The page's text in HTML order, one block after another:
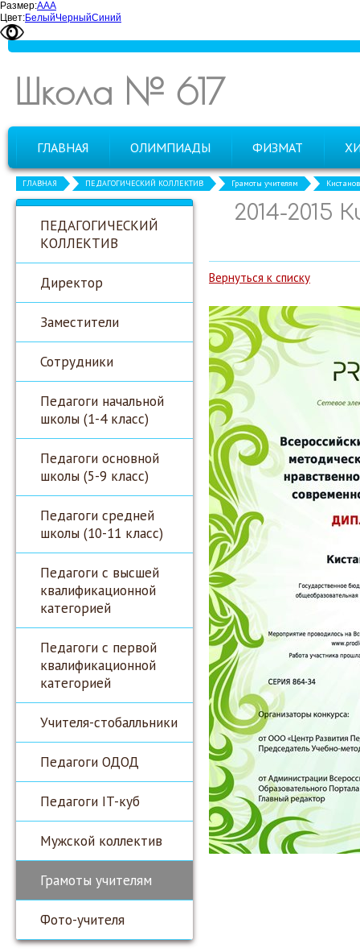
Размер:ААА
Цвет:БелыйЧерныйСиний
Школа № 617
ГЛАВНАЯ ОЛИМПИАДЫ ФИЗМАТ
ГЛАВНАЯ ПЕДАГОГИЧЕСКИЙ КОЛЛЕКТИВ Грамоты учителям
ПЕДАГОГИЧЕСКИЙ
КОЛЛЕКТИВ
Директор
Заместители
Сотрудники
Педагоги начальной
школы (1-4 класс)
Педагоги основной
школы (5-9 класс)
Педагоги средней
школы (10-11 класс)
Педагоги с высшей
квалификационной
категорией
Педагоги с первой
квалификационной
категорией
Учителя-стобалльники
Педагоги ОДОД
Педагоги IT-куб
Мужской коллектив
Грамоты учителям
Фото-учителя
2014-
Вернуться к списку